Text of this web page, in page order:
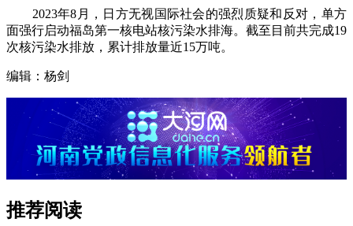
2023年8月，日方无视国际社会的强烈质疑和反对，单方
面强行启动福岛第一核电站核污染水排海。截至目前共完成19
次核污染水排放，累计排放量近15万吨。
编辑：杨剑
推荐阅读